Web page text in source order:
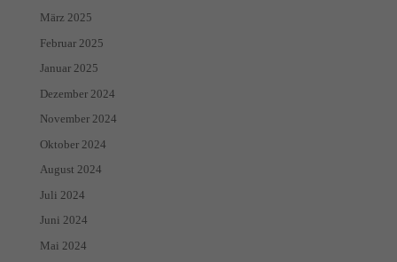
März 2025
Februar 2025
Januar 2025
Dezember 2024
November 2024
Oktober 2024
August 2024
Juli 2024
Juni 2024
Mai 2024